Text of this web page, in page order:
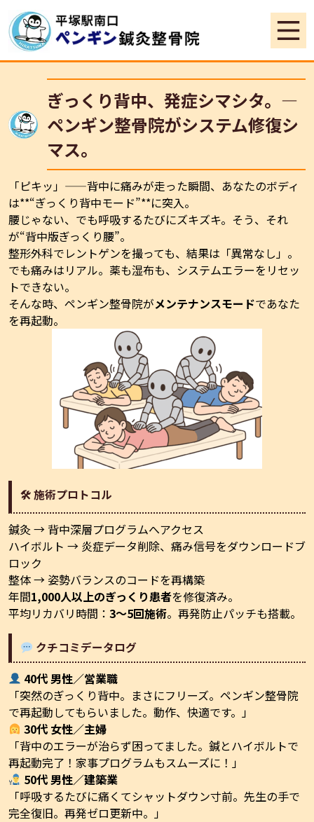
ぎっくり背中、発症シマシタ。—
ペンギン整骨院がシステム修復シ
マス。
「ピキッ」——背中に痛みが走った瞬間、あなたのボディ
は**“ぎっくり背中モード”**に突入。
腰じゃない、でも呼吸するたびにズキズキ。そう、それ
が“背中版ぎっくり腰”。
整形外科でレントゲンを撮っても、結果は「異常なし」。
でも痛みはリアル。薬も湿布も、システムエラーをリセッ
トできない。
そんな時、ペンギン整骨院がメンテナンスモードであなた
を再起動。
🛠 施術プロトコル
鍼灸 → 背中深層プログラムへアクセス
ハイボルト → 炎症データ削除、痛み信号をダウンロードブ
ロック
整体 → 姿勢バランスのコードを再構築
年間1,000人以上のぎっくり患者を修復済み。
平均リカバリ時間： 3〜5回施術。再発防止パッチも搭載。
クチコミデータログ
40代 男性／営業職
「突然のぎっくり背中。まさにフリーズ。ペンギン整骨院
で再起動してもらいました。動作、快適です。」
30代 女性／主婦
「背中のエラーが治らず困ってました。鍼とハイボルトで
再起動完了！家事プログラムもスムーズに！」
50代 男性／建築業
「呼吸するたびに痛くてシャットダウン寸前。先生の手で
完全復旧。再発ゼロ更新中。」